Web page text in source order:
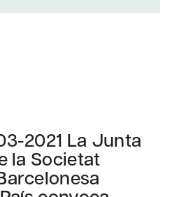
2021 La Junta
la Societat